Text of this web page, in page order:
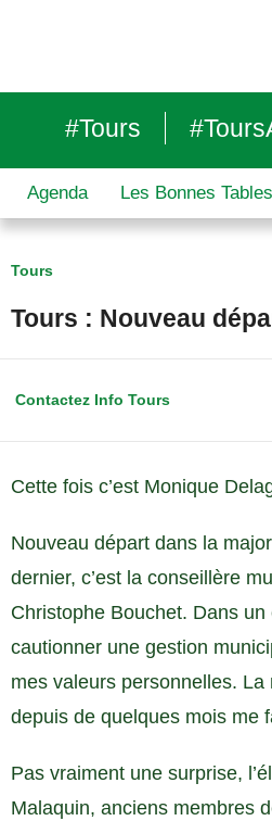
#Tours
Agenda Les Bonnes Tables
Tours
Tours : Nouveau
Contactez Info Tours
Cette fois c’est Monique
Nouveau départ dans la
dernier, c’est la conseillère
Christophe Bouchet. Dans
cautionner une gestion
mes valeurs personnelles. La
depuis de quelques mois me
Pas vraiment une surprise,
Malaquin, anciens membres